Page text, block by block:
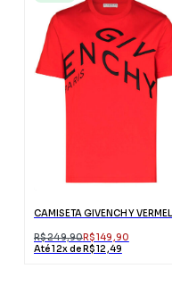
R$ 249,90R$ 149,90
Até 12x de R$ 12,49